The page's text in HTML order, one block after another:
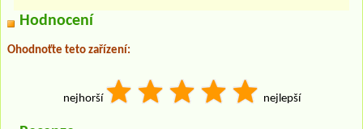
Hodnocení
Ohodnoťte teto zařízení:
nejhorší nejlepší